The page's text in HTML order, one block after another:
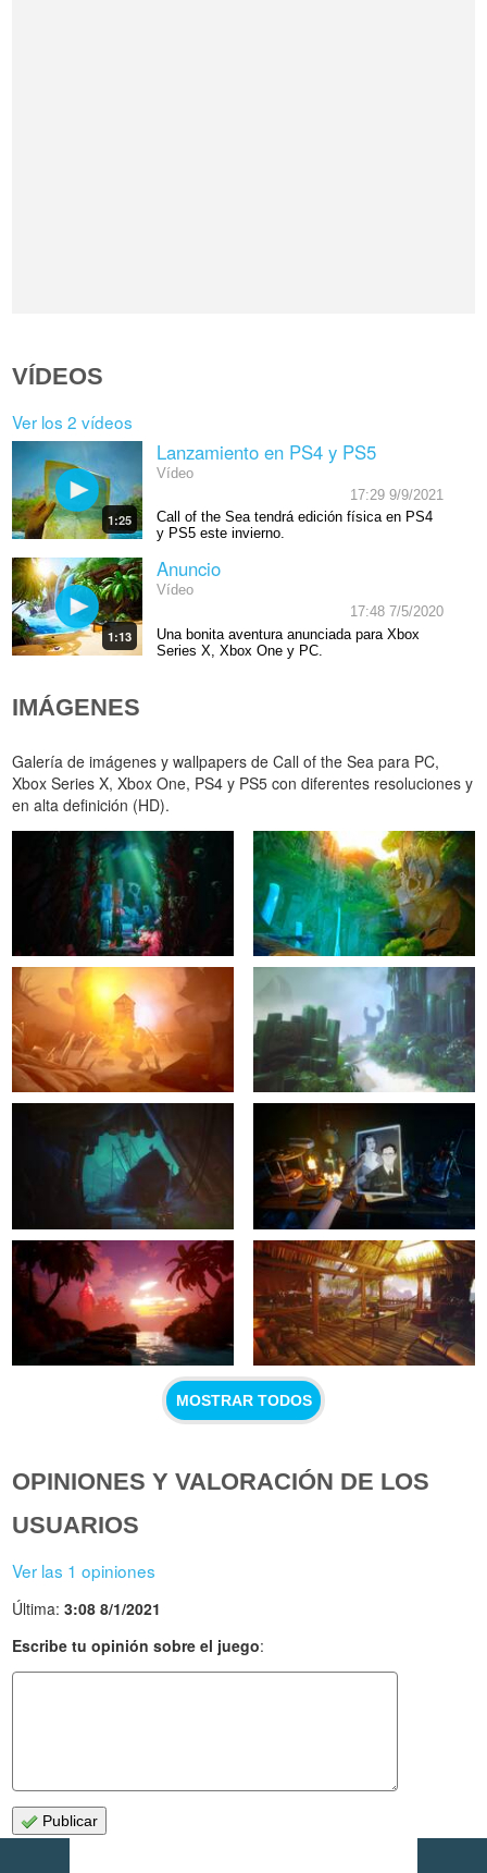
VÍDEOS
Ver los 2 vídeos
1:25
Lanzamiento en PS4 y PS5
Vídeo
17:29 9/9/2021
Call of the Sea tendrá edición física en PS4
y PS5 este invierno.
1:13
Anuncio
Vídeo
17:48 7/5/2020
Una bonita aventura anunciada para Xbox
Series X, Xbox One y PC.
IMÁGENES
Galería de imágenes y wallpapers de Call of the Sea para PC,
Xbox Series X, Xbox One, PS4 y PS5 con diferentes resoluciones y
en alta definición (HD).
MOSTRAR TODOS
OPINIONES Y VALORACIÓN DE LOS
USUARIOS
Ver las 1 opiniones
Última:3:08 8/1/2021
Escribe tu opinión sobre el juego:
Publicar